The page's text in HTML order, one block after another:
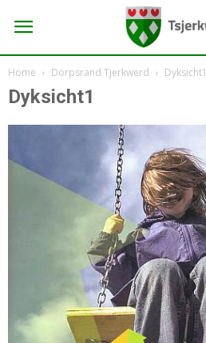
Home Dorpsrand Tjerkwerd Dyksicht1
Dyksicht1